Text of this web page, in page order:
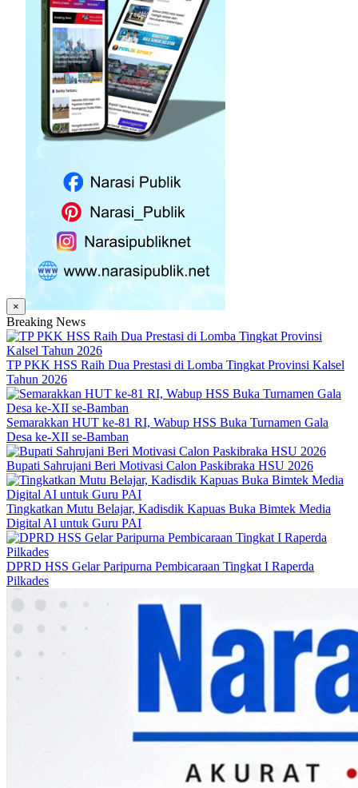
×
Breaking News
TP PKK HSS Raih Dua Prestasi di Lomba Tingkat Provinsi Kalsel
Tahun 2026
Semarakkan HUT ke-81 RI, Wabup HSS Buka Turnamen Gala
Desa ke-XII se-Bamban
Bupati Sahrujani Beri Motivasi Calon Paskibraka HSU 2026
Tingkatkan Mutu Belajar, Kadisdik Kapuas Buka Bimtek Media
Digital AI untuk Guru PAI
DPRD HSS Gelar Paripurna Pembicaraan Tingkat I Raperda
Pilkades